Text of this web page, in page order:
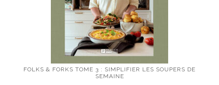
FOLKS & FORKS TOME 3 : SIMPLIFIER LES SOUPERS DE
SEMAINE